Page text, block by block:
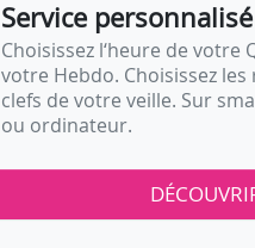
Service personnalisé
Choisissez l‘heure de votre
votre Hebdo. Choisissez
clefs de votre veille. Sur
ou ordinateur.